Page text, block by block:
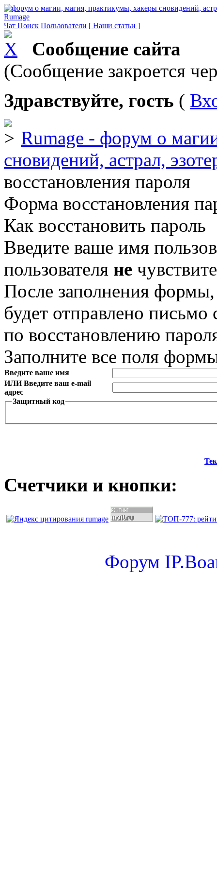
Rumage
Чат Поиск Пользователи [ Наши статьи ]
Сообщение сайта
(Сообщение закроется
Здравствуйте, гость (
Rumage - форум о
сновидений, астрал,
восстановления пароля
Форма восстановления
Как восстановить пароль
Введите ваше имя
пользователя не
После заполнения
будет отправлено
по восстановлению
Заполните все поля
Введите ваше имя
ИЛИ Введите ваш e-mail
адрес
Защитный код
Счетчики и кнопки:
Форум